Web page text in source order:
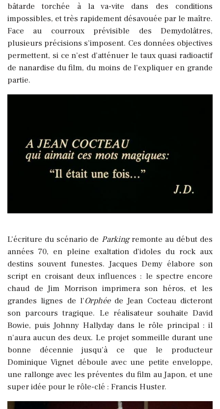
bâtarde torchée à la va-vite dans des conditions
impossibles, et très rapidement désavouée par le maître.
Face au courroux prévisible des Demydolâtres,
plusieurs précisions s’imposent. Ces données objectives
permettent, si ce n’est d’atténuer le taux quasi radioactif
de nanardise du film, du moins de l’expliquer en grande
partie.
L’écriture du scénario de Parkingremonte au début des
années 70, en pleine exaltation d’idoles du rock aux
destins souvent funestes. Jacques Demy élabore son
script en croisant deux influences : le spectre encore
chaud de Jim Morrison imprimera son héros, et les
grandes lignes de l’Orphéede Jean Cocteau dicteront
son parcours tragique. Le réalisateur souhaite David
Bowie, puis Johnny Hallyday dans le rôle principal : il
n’aura aucun des deux. Le projet sommeille durant une
bonne décennie jusqu’à ce que le producteur
Dominique Vignet déboule avec une petite enveloppe,
une rallonge avec les préventes du film au Japon, et une
super idée pour le rôle-clé : Francis Huster.